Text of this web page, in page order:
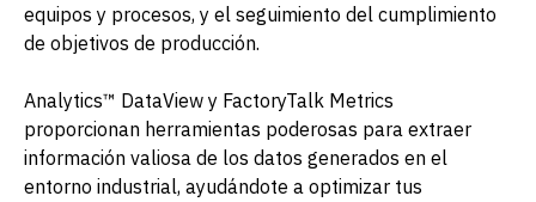
equipos y procesos, y el seguimiento del cumplimiento
de objetivos de producción.
Analytics™ DataView y FactoryTalk Metrics
proporcionan herramientas poderosas para extraer
información valiosa de los datos generados en el
entorno industrial, ayudándote a optimizar tus